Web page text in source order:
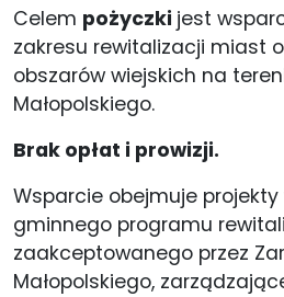
Celem pożyczki jest
zakresu rewitalizacji miast
obszarów wiejskich na
Małopolskiego.
Brak opłat i prowizji.
Wsparcie obejmuje
gminnego programu
zaakceptowanego przez
Małopolskiego,